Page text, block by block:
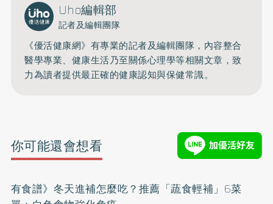
Uho編輯部
記者及編輯團隊
《優活健康網》有專業的記者及編輯團隊，內容整合
醫學專業、健康生活乃至關係心理學等相關文章，致
力為讀者提供最正確的健康認知與保健常識。
你可能還會想看
有食譜》冬天進補怎麼吃？推薦「蔬食輕補」6菜